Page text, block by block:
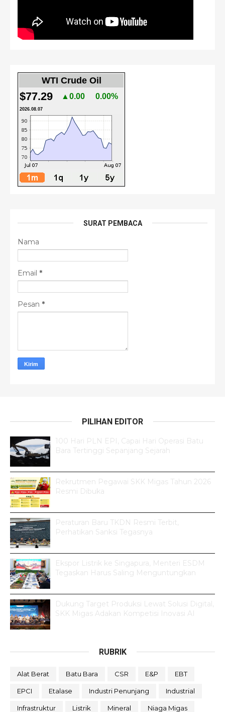
WTI Crude Oil
$77.29 ▲0.00 0.00%
2026.08.07
SURAT PEMBACA
Nama
Email *
Pesan *
PILIHAN EDITOR
100 Hari PLN EPI, Capai Hari Operasi Batu
Bara Tertinggi Sepanjang Sejarah
Rekrutmen Pegawai SKK Migas Tahun 2026
Resmi Dibuka
Peraturan Baru TKDN Resmi Terbit,
Perhatikan Sanksi Tegasnya
Ekspor Listrik ke Singapura, Menteri ESDM
Tegaskan Harus Saling Menguntungkan
Dukung Target Produksi Lewat Solusi Digital,
SKK Migas Adakan Kompetisi Inovasi AI
RUBRIK
Alat Berat Batu Bara CSR E&P EBT
EPCI Etalase Industri Penunjang Industrial
Infrastruktur Listrik Mineral Niaga Migas